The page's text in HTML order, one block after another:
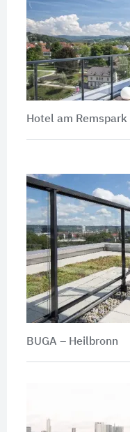
Hotel am
BUGA – Heilbronn